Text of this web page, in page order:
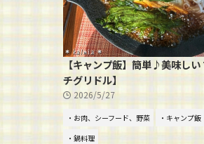
【キャンプ飯】簡単♪美味しい
チグリドル】
2026/5/27
・お肉、シーフード、野菜 ・キャンプ飯
・鍋料理